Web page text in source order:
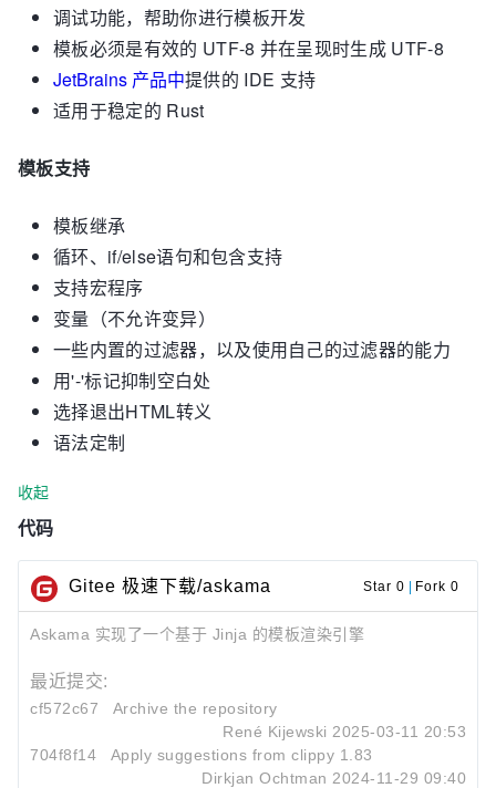
调试功能，帮助你进行模板开发
模板必须是有效的 UTF-8 并在呈现时生成 UTF-8
JetBrains 产品中提供的 IDE 支持
适用于稳定的 Rust
模板支持
模板继承
循环、if/else语句和包含支持
支持宏程序
变量（不允许变异）
一些内置的过滤器，以及使用自己的过滤器的能力
用'-'标记抑制空白处
选择退出HTML转义
语法定制
收起
代码
Gitee 极速下载/askama Star 0 Fork 0
Askama 实现了一个基于 Jinja 的模板渲染引擎
最近提交:
cf572c67
Archive the repository
René Kijewski 2025-03-11 20:53
704f8f14
Apply suggestions from clippy 1.83
Dirkjan Ochtman 2024-11-29 09:40